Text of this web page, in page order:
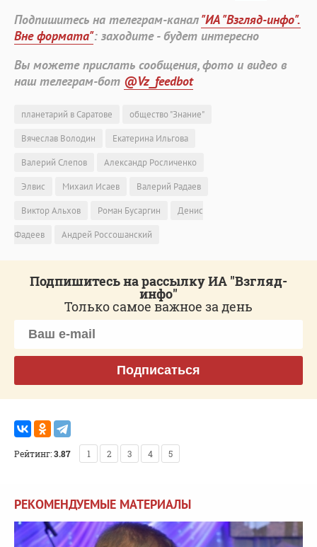
Подпишитесь на телеграм-канал"ИА "Взгляд-инфо".
Вне формата": заходите - будет интересно
Вы можете прислать сообщения, фото и видео в
наш телеграм-бот @Vz_feedbot
планетарий в Саратове
общество "Знание"
Вячеслав Володин
Екатерина Ильгова
Валерий Слепов
Александр Росличенко
Элвис
Михаил Исаев
Валерий Радаев
Виктор Альхов
Роман Бусаргин
Денис
Фадеев
Андрей Россошанский
Подпишитесь на рассылку ИА "Взгляд-
инфо"
Только самое важное за день
Подписаться
Рейтинг:3.87 1 2 3 4 5
РЕКОМЕНДУЕМЫЕ МАТЕРИАЛЫ